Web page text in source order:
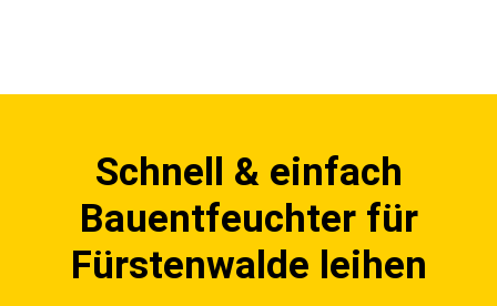
Schnell & einfach
Bauentfeuchter für
Fürstenwalde leihen